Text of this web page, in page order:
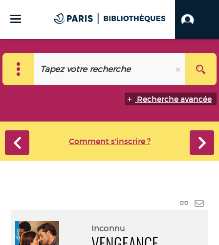
Recherche avancée
Comment s'inscrire ?
Lien
Inconnu